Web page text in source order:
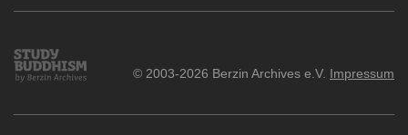
Study
Buddhism
© 2003-2026 Berzin Archives e.V. Impressum